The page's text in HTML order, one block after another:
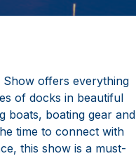
Show offers everything
of docks in beautiful
boats, boating gear and
time to connect with
this show is a must-